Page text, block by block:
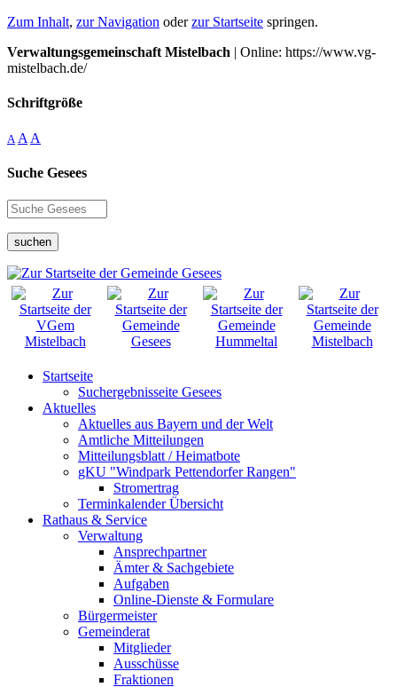
Zum Inhalt, zur Navigation oderzur Startseite springen.
Verwaltungsgemeinschaft Mistelbach | Online: https://www.vg-
mistelbach.de/
Schriftgröße
A A A
Suche Gesees
suchen
Startseite
Suchergebnisseite Gesees
Aktuelles
Aktuelles aus Bayern und der Welt
Amtliche Mitteilungen
Mitteilungsblatt / Heimatbote
gKU "Windpark Pettendorfer Rangen"
Stromertrag
Terminkalender Übersicht
Rathaus & Service
Verwaltung
Ansprechpartner
Ämter & Sachgebiete
Aufgaben
Online-Dienste & Formulare
Bürgermeister
Gemeinderat
Mitglieder
Ausschüsse
Fraktionen